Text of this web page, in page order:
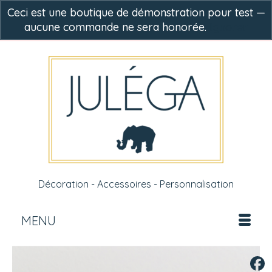
- 0,00€
Décoration - Accessoires - Personnalisation
MENU
Ceci est une boutique de démonstration pour test —
aucune commande ne sera honorée.